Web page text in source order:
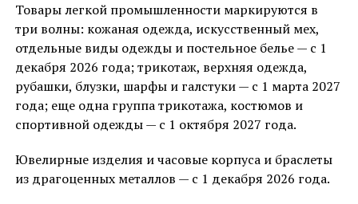
Товары легкой промышленности маркируются в
три волны: кожаная одежда, искусственный мех,
отдельные виды одежды и постельное белье — с 1
декабря 2026 года; трикотаж, верхняя одежда,
рубашки, блузки, шарфы и галстуки — с 1 марта 2027
года; еще одна группа трикотажа, костюмов и
спортивной одежды — с 1 октября 2027 года.
Ювелирные изделия и часовые корпуса и браслеты
из драгоценных металлов — с 1 декабря 2026 года.